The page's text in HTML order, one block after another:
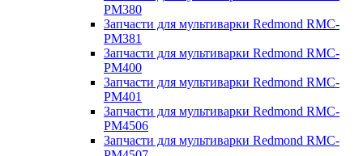
PM380
Запчасти для мультиварки Redmond RMC-
PM381
Запчасти для мультиварки Redmond RMC-
PM400
Запчасти для мультиварки Redmond RMC-
PM401
Запчасти для мультиварки Redmond RMC-
PM4506
Запчасти для мультиварки Redmond RMC-